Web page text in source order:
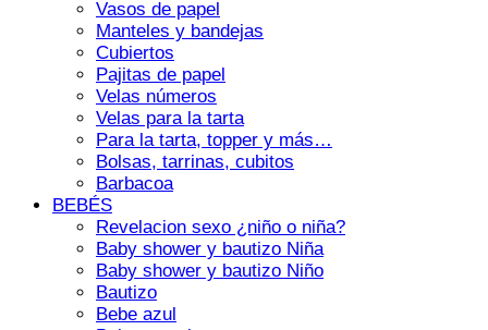
Vasos de papel
Manteles y bandejas
Cubiertos
Pajitas de papel
Velas números
Velas para la tarta
Para la tarta, topper y más…
Bolsas, tarrinas, cubitos
Barbacoa
BEBÉS
Revelacion sexo ¿niño o niña?
Baby shower y bautizo Niña
Baby shower y bautizo Niño
Bautizo
Bebe azul